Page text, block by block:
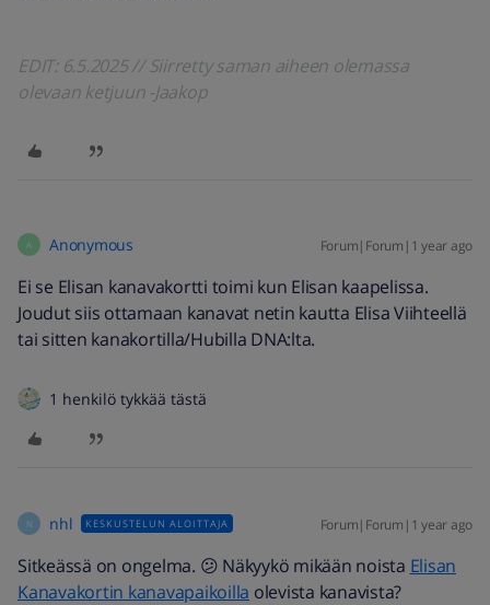
EDIT: 6.5.2025 // Siirretty saman aiheen olemassa
olevaan ketjuun -Jaakop
A Anonymous Forum|Forum|1 year ago
Ei se Elisan kanavakortti toimi kun Elisan kaapelissa.
Joudut siis ottamaan kanavat netin kautta Elisa Viihteellä
tai sitten kanakortilla/Hubilla DNA:lta.
1 henkilö tykkää tästä
N nhl KESKUSTELUN ALOITTAJA Forum|Forum|1 year ago
Sitkeässä on ongelma. 😕 Näkyykö mikään noista Elisan
Kanavakortin kanavapaikoilla olevista kanavista?